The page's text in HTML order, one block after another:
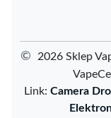
©
2026 Sklep
Link: Camera